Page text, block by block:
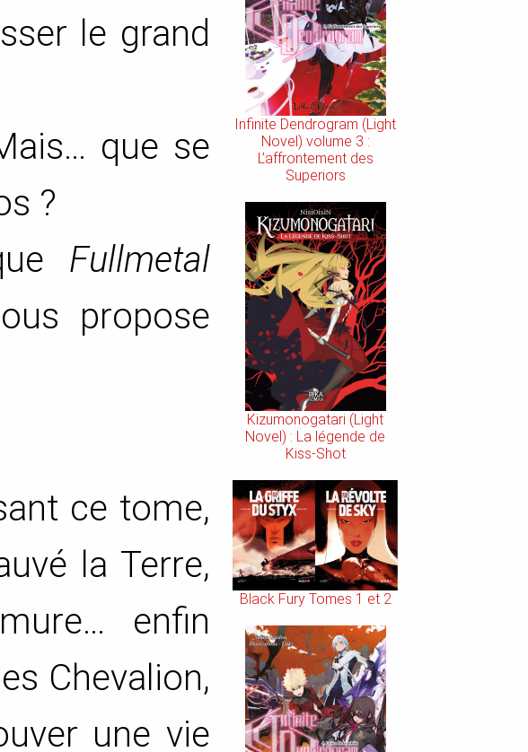
le grand
que se
?
Fullmetal
propose
ce tome,
la Terre,
enfin
Chevalion,
une vie
Infinite Dendrogram (Light
Novel) volume 3 :
L’affrontement des
Superiors
Kizumonogatari (Light
Novel) : La légende de
Kiss-Shot
Black Fury Tomes 1 et 2